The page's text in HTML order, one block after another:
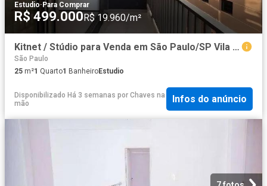
Estudio·Para Comprar
R$ 499.000R$ 19.960/m²
Kitnet / Stúdio para Venda em São Paulo/SP Vila Mariana 1 Quartos
São Paulo
25 m²1 Quarto1 BanheiroEstudio
Disponibilizado Há 3 semanas por Chaves na
mão
Infos do anúncio